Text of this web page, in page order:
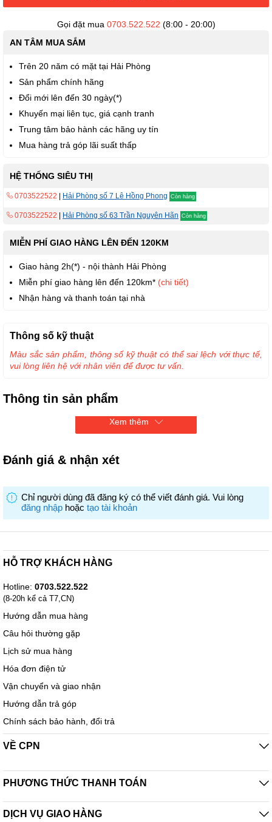
Gọi đặt mua 0703.522.522 (8:00 - 20:00)
AN TÂM MUA SẮM
Trên 20 năm có mặt tại Hải Phòng
Sản phẩm chính hãng
Đổi mới lên đến 30 ngày(*)
Khuyến mại liên tục, giá cạnh tranh
Trung tâm bảo hành các hãng uy tín
Mua hàng trả góp lãi suất thấp
HỆ THỐNG SIÊU THỊ
0703522522 Hải Phòng số 7 Lê Hồng Phong Còn hàng
0703522522 Hải Phòng số 63 Trần Nguyên Hãn Còn hàng
MIỄN PHÍ GIAO HÀNG LÊN ĐẾN 120KM
Giao hàng 2h(*) - nội thành Hải Phòng
Miễn phí giao hàng lên đến 120km* (chi tiết)
Nhận hàng và thanh toán tại nhà
Thông tin sản phẩm
Thẻ mua hàng trị giá 200.000đ, dùng cho đơn bán lẻ trên 1 triệu
Xem thêm
Thông số kỹ thuật
Màu sắc sản phẩm, thông số kỹ thuật có thể sai lệch với thực tế,
vui lòng liên hệ với nhân viên để được tư vấn.
Đánh giá & nhận xét
Chỉ người dùng đã đăng ký có thể viết đánh giá. Vui lòng
đăng nhập hoặc tạo tài khoản
HỖ TRỢ KHÁCH HÀNG
Hotline: 0703.522.522
(8-20h kể cả T7,CN)
Hướng dẫn mua hàng
Câu hỏi thường gặp
Lịch sử mua hàng
Hóa đơn điện tử
Vận chuyển và giao nhận
Hướng dẫn trả góp
Chính sách bảo hành, đổi trả
VỀ CPN
PHƯƠNG THỨC THANH TOÁN
DỊCH VỤ GIAO HÀNG